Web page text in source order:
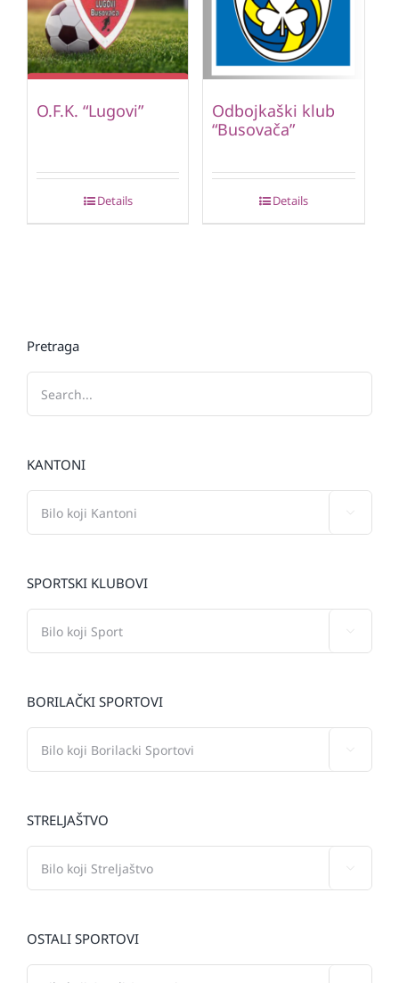
O.F.K. “Lugovi”
Details
Odbojkaški klub
“Busovača”
Details
Pretraga
KANTONI
SPORTSKI KLUBOVI
BORILAČKI SPORTOVI
STRELJAŠTVO
OSTALI SPORTOVI